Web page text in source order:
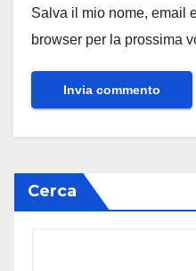
Salva il mio nome, email
browser per la prossima
Cerca